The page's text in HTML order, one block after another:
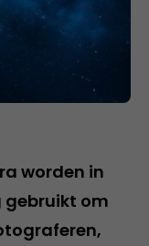
worden in
gebruikt om